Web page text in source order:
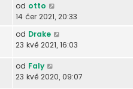
od otto
14 čer 2021, 20:33
od Drake
23 kvě 2021, 16:03
od Faly
23 kvě 2020, 09:07